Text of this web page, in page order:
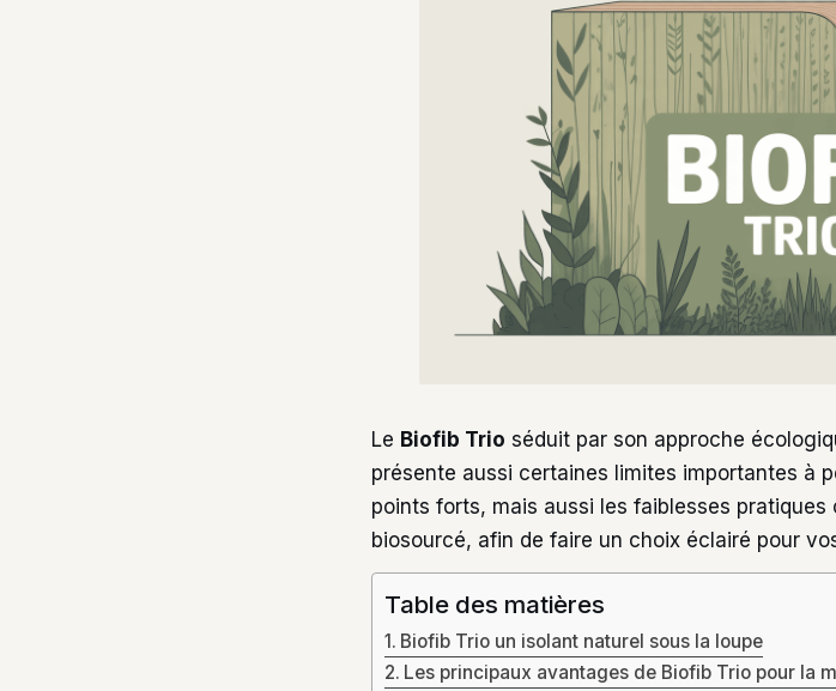
Le Biofib Trio séduit par son approche
présente aussi certaines limites importantes à
points forts, mais aussi les faiblesses
biosourcé, afin de faire un choix éclairé pour
Table des matières
Biofib Trio un isolant naturel sous la loupe
Les principaux avantages de Biofib Trio pour la